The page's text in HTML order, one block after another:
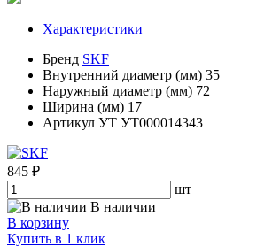
Характеристики
Бренд SKF
Внутренний диаметр (мм) 35
Наружный диаметр (мм) 72
Ширина (мм) 17
Артикул УТ УТ000014343
845 ₽
шт
В наличии
В корзину
Купить в 1 клик